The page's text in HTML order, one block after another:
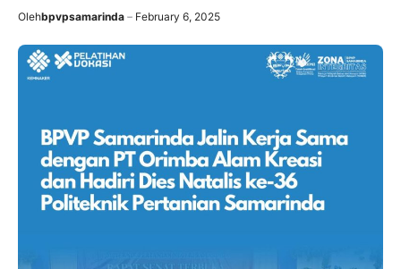
Olehbpvpsamarinda February 6, 2025